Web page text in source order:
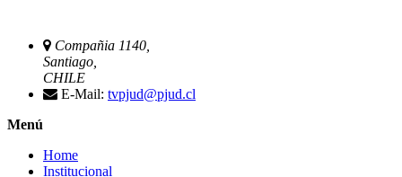
Compañia 1140,
Santiago,
CHILE
E-Mail: tvpjud@pjud.cl
Menú
Home
Institucional